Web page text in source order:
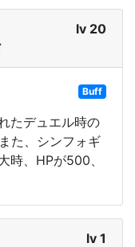
lv 20
Buff
たデュエル時の
た、シンフォギ
時、HPが500、
lv 1